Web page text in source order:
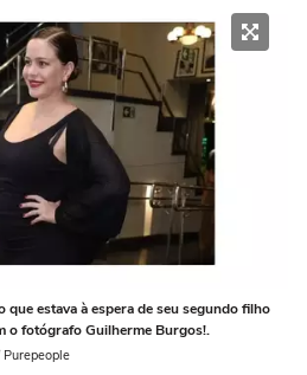
que estava à espera de seu segundo filho
o fotógrafo Guilherme Burgos!.